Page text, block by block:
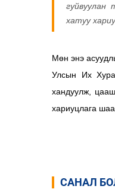
гуйвуулан
хатуу
Мөн энэ
Улсын Их
хандуулж,
хариуцлага
САНАЛ